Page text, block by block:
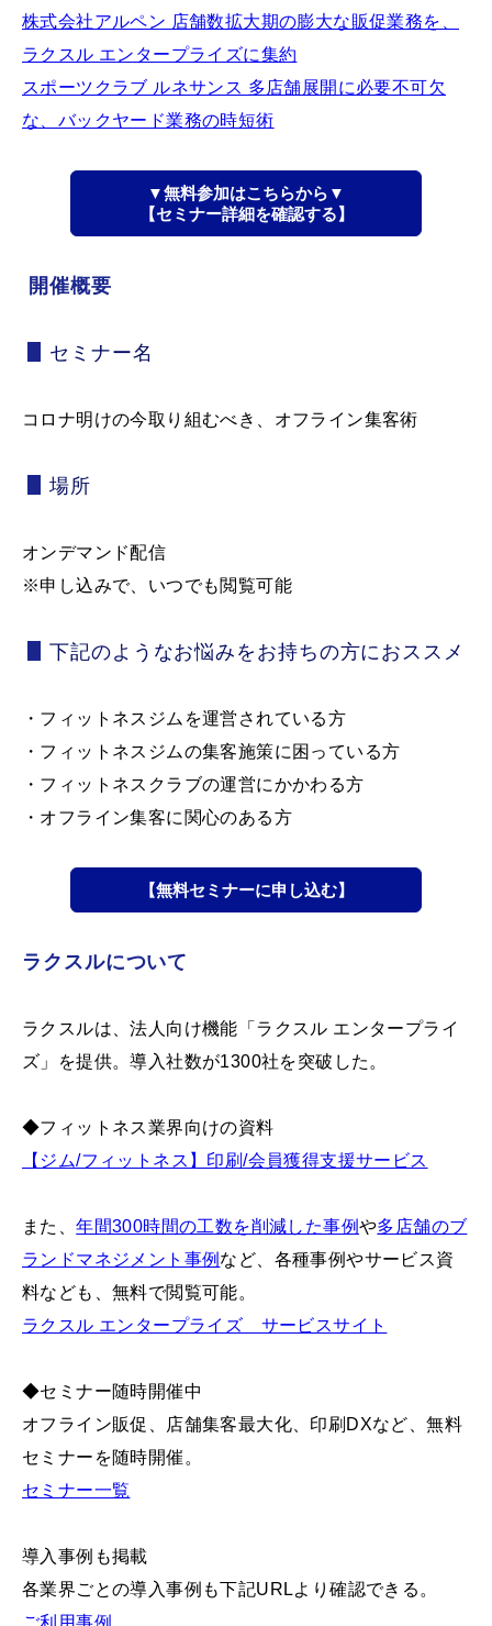
株式会社アルペン 店舗数拡大期の膨大な販促業務を、
ラクスル エンタープライズに集約
スポーツクラブ ルネサンス 多店舗展開に必要不可欠
な、バックヤード業務の時短術
▼無料参加はこちらから▼
【セミナー詳細を確認する】
開催概要
セミナー名
コロナ明けの今取り組むべき、オフライン集客術
場所
オンデマンド配信
※申し込みで、いつでも閲覧可能
下記のようなお悩みをお持ちの方におススメ
・フィットネスジムを運営されている方
・フィットネスジムの集客施策に困っている方
・フィットネスクラブの運営にかかわる方
・オフライン集客に関心のある方
【無料セミナーに申し込む】
ラクスルについて
ラクスルは、法人向け機能「ラクスル エンタープライ
ズ」を提供。導入社数が1300社を突破した。
◆フィットネス業界向けの資料
【ジム/フィットネス】印刷/会員獲得支援サービス
また、年間300時間の工数を削減した事例や多店舗のブ
ランドマネジメント事例 など、各種事例やサービス資
料なども、無料で閲覧可能。
ラクスル エンタープライズ サービスサイト
◆セミナー随時開催中
オフライン販促、店舗集客最大化、印刷DXなど、無料
セミナーを随時開催。
セミナー一覧
導入事例も掲載
各業界ごとの導入事例も下記URLより確認できる。